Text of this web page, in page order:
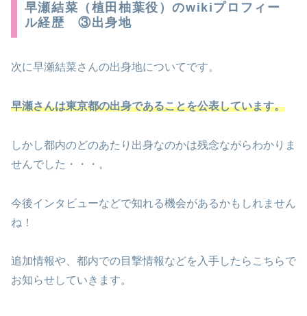
早瀬結菜（植田柚葉役）のwikiプロフィー
ル経歴 ③出身地
次に早瀬結菜さんの出身地についてです。
早瀬さんは東京都の出身であることを公表しています。
しかし都内のどのあたり出身なのかは残念ながらわかりま
せんでした・・・。
今後インタビューなどで知れる機会があるかもしれません
ね！
追加情報や、都内での目撃情報などを入手したらこちらで
お知らせしていきます。